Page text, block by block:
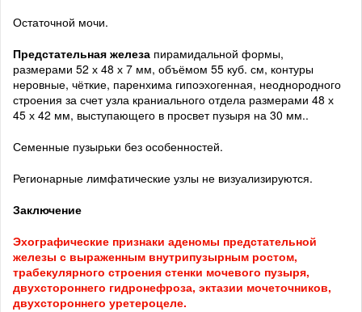
Остаточной мочи.
Предстательная железа пирамидальной формы,
размерами 52 х 48 х 7 мм, объёмом 55 куб. см, контуры
неровные, чёткие, паренхима гипоэхогенная, неоднородного
строения за счет узла краниального отдела размерами 48 х
45 х 42 мм, выступающего в просвет пузыря на 30 мм..
Семенные пузырьки без особенностей.
Регионарные лимфатические узлы не визуализируются.
Заключение
Эхографические признаки аденомы предстательной
железы с выраженным внутрипузырным ростом,
трабекулярного строения стенки мочевого пузыря,
двухстороннего гидронефроза, эктазии мочеточников,
двухстороннего уретероцеле.